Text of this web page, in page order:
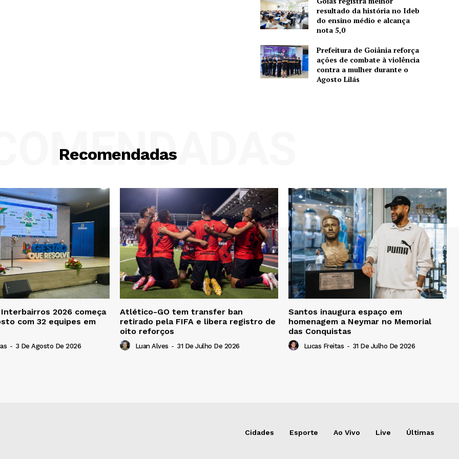
resultado da história no Ideb
do ensino médio e alcança
nota 5,0
Prefeitura de Goiânia reforça
ações de combate à violência
contra a mulher durante o
Agosto Lilás
Recomendadas
2026 começa
com 32 equipes em
- 3 De Agosto De 2026
Atlético-GO tem transfer ban
retirado pela FIFA e libera registro de
oito reforços
Luan Alves - 31 De Julho De 2026
Santos inaugura espaço em
homenagem a Neymar no Memorial
das Conquistas
Lucas Freitas - 31 De Julho De 2026
Cidades Esporte Ao Vivo Live Últimas